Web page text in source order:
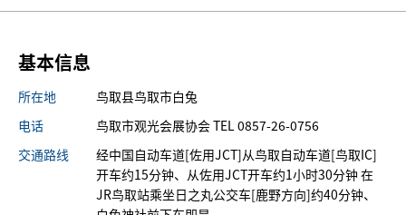
基本信息
所在地
鸟取县鸟取市白兔
电话
鸟取市观光会展协会 TEL 0857-26-0756
交通路线
经中国自动车道[佐用JCT]从鸟取自动车道[鸟取IC]
开车约15分钟、从佐用JCT开车约1小时30分钟 在
JR鸟取站乘坐日之丸公交车[鹿野方向]约40分钟、